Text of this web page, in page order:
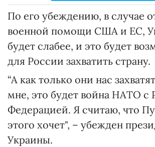
По его убеждению, в случае
военной помощи США и ЕС,
будет слабее, и это будет
для России захватить страну.
“А как только они нас
мне, это будет война НАТО с
Федерацией. Я считаю, что
этого хочет", – убежден
Украины.